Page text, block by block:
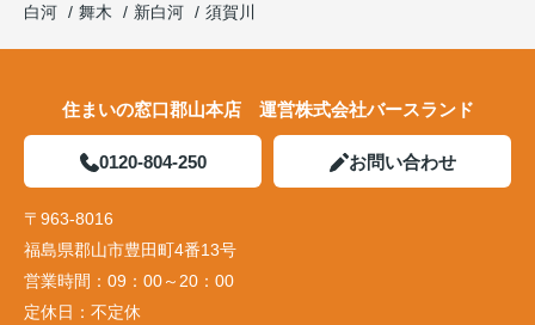
白河
舞木 新白河 須賀川
住まいの窓口郡山本店 運営株式会社バースランド
0120-804-250 お問い合わせ
〒963-8016
福島県郡山市豊田町4番13号
営業時間： 09：00～20：00
定休日： 不定休